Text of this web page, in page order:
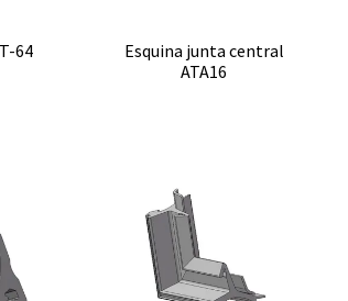
64
Esquina junta central
ATA16